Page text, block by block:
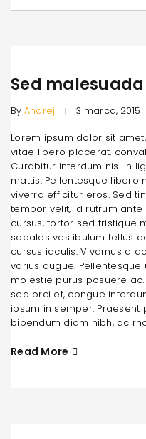
Sed
By Andrej 3 marca, 2015
Lorem ipsum dolor sit
vitae libero placerat,
Curabitur interdum nisl in
mattis. Pellentesque libero
viverra efficitur eros. Sed
tempor velit, id rutrum
cursus, tortor sed tristique
sodales vestibulum tellus
cursus iaculis. Vivamus a
varius augue.
molestie purus posuere
sed orci et, congue
ipsum in semper. Praesent
bibendum diam nibh, ac
Read More